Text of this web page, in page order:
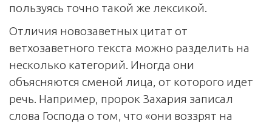
пользуясь точно такой же лексикой.
Отличия новозаветных цитат от
ветхозаветного текста можно разделить на
несколько категорий. Иногда они
объясняются сменой лица, от которого идет
речь. Например, пророк Захария записал
слова Господа о том, что «они воззрят на